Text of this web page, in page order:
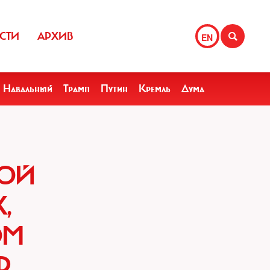
EN
АРХИВ
Навальный Трамп Путин Кремль Дума